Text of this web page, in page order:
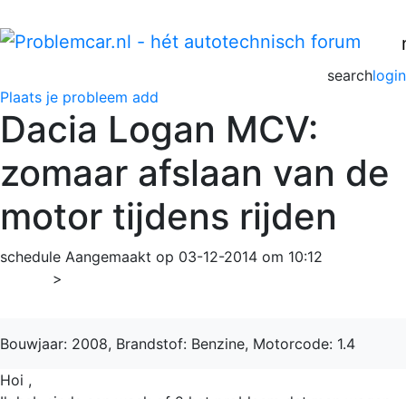
login
search
Plaats je probleem add
Dacia Logan MCV:
zomaar afslaan van de
motor tijdens rijden
schedule Aangemaakt op 03-12-2014 om 10:12
>
Bouwjaar: 2008, Brandstof: Benzine, Motorcode: 1.4
Hoi ,